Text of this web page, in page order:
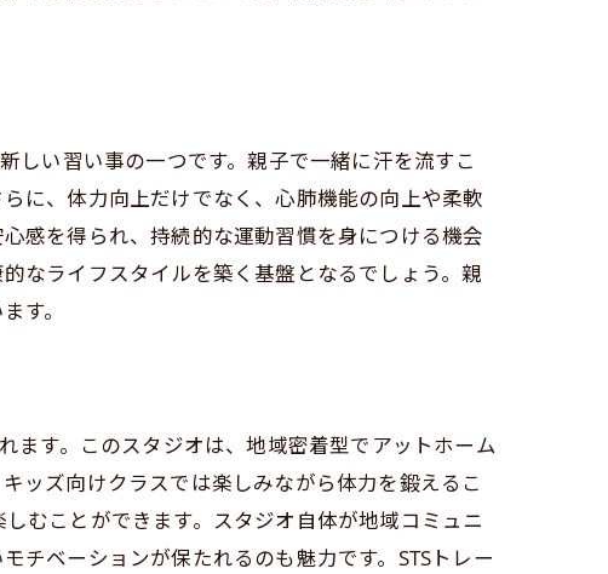
グ
しい習い事の一つです。親子で一緒に汗を流すこ
に、体力向上だけでなく、心肺機能の向上や柔軟
感を得られ、持続的な運動習慣を身につける機会
なライフスタイルを築く基盤となるでしょう。親
す。
ます。このスタジオは、地域密着型でアットホーム
ッズ向けクラスでは楽しみながら体力を鍛えるこ
むことができます。スタジオ自体が地域コミュニ
チベーションが保たれるのも魅力です。STSトレー